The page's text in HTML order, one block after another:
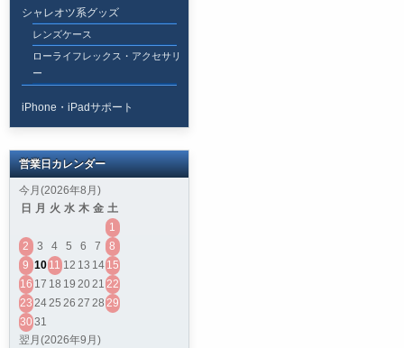
シャレオツ系グッズ
レンズケース
ローライフレックス・アクセサリ
ー
iPhone・iPadサポート
営業日カレンダー
今月(2026年8月)
日
月 火 水 木 金 土
1
2
3 4 5 6 7
8
9 10 11 12 13 14 15
16 17 18 19 2021 22
23 2425 26 27 28 29
30 31
翌月(2026年9月)